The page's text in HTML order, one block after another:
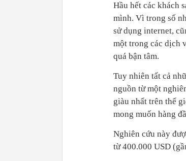
Hầu hết các khách
mình. Vì trong số
sử dụng internet,
một trong các dịch
quá bận tâm.
Tuy nhiên tất cả
nguồn từ một
giàu nhất trên thế
mong muốn hàng
Nghiên cứu này
từ 400.000 USD